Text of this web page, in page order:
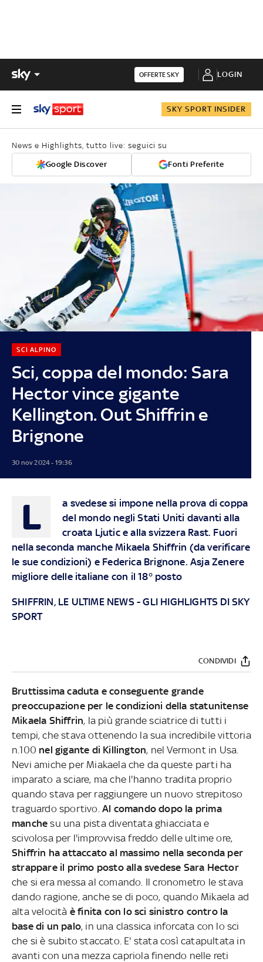
OFFERTE SKY LOGIN
SKY SPORT INSIDER
News e Highlights, tutto live: seguici su
Google Discover Fonti Preferite
Sci, coppa del mondo: Sara
Hector vince gigante
Kellington. Out Shiffrin e
Brignone
SCI ALPINO
30 nov 2024 - 19:36
L
a svedese si impone nella prova di coppa
del mondo negli Stati Uniti davanti alla
croata Ljutic e alla svizzera Rast. Fuori
nella seconda manche Mikaela Shiffrin (da verificare
le sue condizioni) e Federica Brignone. Asja Zenere
migliore delle italiane con il 18° posto
SHIFFRIN, LE ULTIME NEWS-GLI HIGHLIGHTS DI SKY
SPORT
CONDIVIDI
Bruttissima caduta e conseguente grande
preoccupazione per le condizioni della statunitense
Mikaela Shiffrin, la più grande sciatrice di tutti i
tempi, che stava ottenendo la sua incredibile vittoria
n.100 nel gigante di Killington, nel Vermont in Usa.
Nevi amiche per Miakaela che da queste parti ha
imparato a sciare, ma che l'hanno tradita proprio
quando stava per raggiungere un nuovo strepitoso
traguardo sportivo. Al comando dopo la prima
manchesu una pista diventata ghiacciata e
scivolosa per l'improvvisa freddo delle ultime ore,
Shiffrin ha attaccato al massimo nella seconda per
strappare il primo posto alla svedese Sara Hector
che si era messa al comando. Il cronometro le stava
dando ragione, anche se di poco, quando Mikaela ad
alta velocità è finita con lo sci sinistro contro la
base di un palo, in una classica inforcata con lo sci
che si è subito staccato. E' stata così catapultata in
avanti con una mezza capriola finendo nelle reti